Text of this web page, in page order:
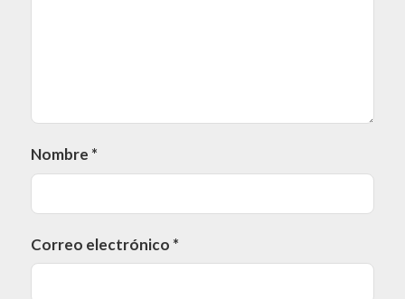
Nombre *
Correo electrónico *